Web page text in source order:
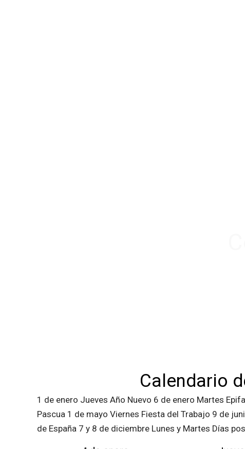
Calendario
1 de enero Jueves Año Nuevo 6 de enero Martes
Pascua 1 de mayo Viernes Fiesta del Trabajo 9 de
de España 7 y 8 de diciembre Lunes y Martes Días